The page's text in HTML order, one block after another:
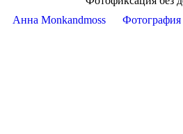
Анна Monkandmoss
Фотография